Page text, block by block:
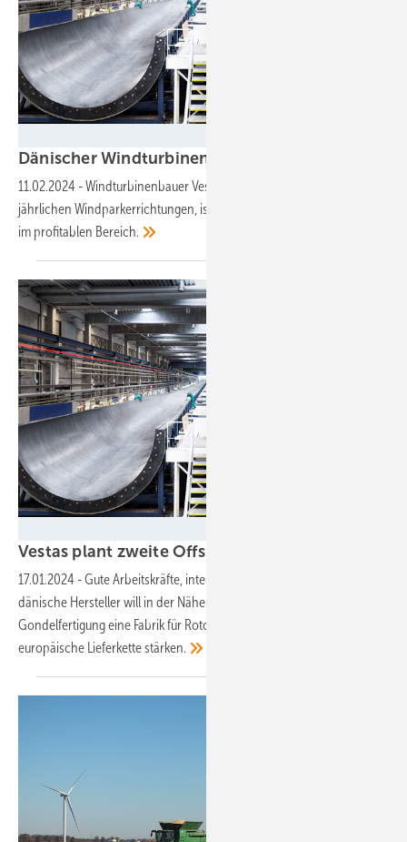
Dänischer Windturbinenbauer mit
11.02.2024 -Windturbinenbauer Vestas, weltmarktführend bei den
jährlichen Windparkerrichtungen, ist nach eigenen Angaben wieder
im profitablen Bereich.
Vestas plant zweite Offshore-Fabrik in
17.01.2024 -Gute Arbeitskräfte, interessanter Windmarkt: Der
dänische Hersteller will in der Nähe einer bereits geplanten
Gondelfertigung eine Fabrik für Rotorblätter aufbauen und damit die
europäische Lieferkettestärken.